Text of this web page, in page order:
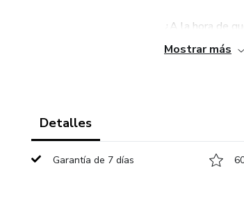
¿A la hora de
Mostrar más
Detalles
Garantía de 7 días